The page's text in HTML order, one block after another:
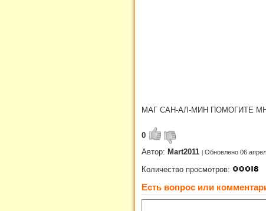
МАГ САН-АЛ-МИН ПОМОГИТЕ
0
Автор: Mart2011 Обновлено 06
Количество просмотров:
Есть вопрос или